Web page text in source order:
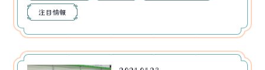
注目情報